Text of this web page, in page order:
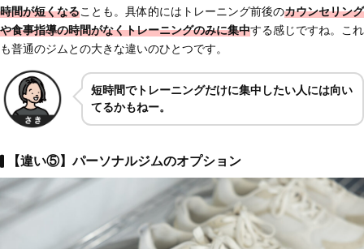
時間が短くなることも。具体的にはトレーニング前後のカウンセリング
や食事指導の時間がなくトレーニングのみに集中する感じですね。これ
も普通のジムとの大きな違いのひとつです。
短時間でトレーニングだけに集中したい人には向い
てるかもねー。
【違い⑤】パーソナルジムのオプション